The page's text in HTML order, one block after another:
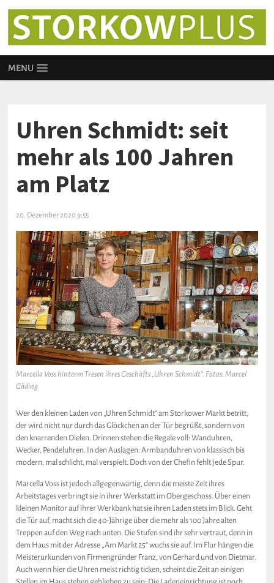
MENU
Uhren Schmidt: seit
mehr als 100 Jahren
am Platz
20. Dezember 2020 9:55
Marcella Voss hinterm Tresen ihres Geschäfts „Uhren Schmidt“. Fotos: Marcel
Gäding
Wer den kleinen Laden von „Uhren Schmidt“ am Storkower Markt betritt,
der wird nicht nur durch das Glöckchen an der Tür begrüßt, sondern von
den knarrenden Dielen. Drinnen stehen die Regale voll: Wanduhren,
Wecker, Pendeluhren. In den Auslagen: Armbanduhren von klassisch bis
modern, mal schlicht, mal verspielt. Doch von der Chefin fehlt jede Spur.
Marcella Voss ist jedoch allgegenwärtig, denn die meiste Zeit ihres
Arbeitstages verbringt sie in ihrer Werkstatt im Obergeschoss. Über einen
kleinen Monitor auf ihrer Werkbank hat sie ihren Laden stets im Blick. Geht
die Tür auf, macht sich die 40-Jährige über die mehr als 100 Jahre alten
Treppen auf den Weg nach unten. Die Stufen sind ihr sehr vertraut, denn in
dem Haus mit der Adresse „Am Markt 25“ wuchs sie auf. Im Flur hängen die
Meisterurkunden von Firmengründer Franz, von Gerhard und von Dietmar.
Auch wenn hier die Uhren meist richtig ticken, scheint die Zeit an einigen